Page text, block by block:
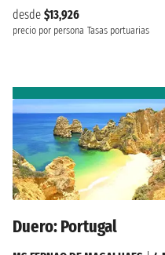
desde $13,926
precio por persona Tasas portuarias
Duero: Portugal